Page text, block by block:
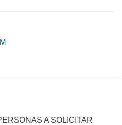
A SOLICITAR